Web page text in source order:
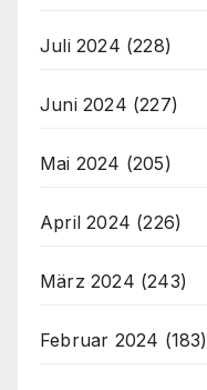
Juli 2024 (228)
Juni 2024 (227)
Mai 2024 (205)
April 2024 (226)
März 2024 (243)
Februar 2024 (183)